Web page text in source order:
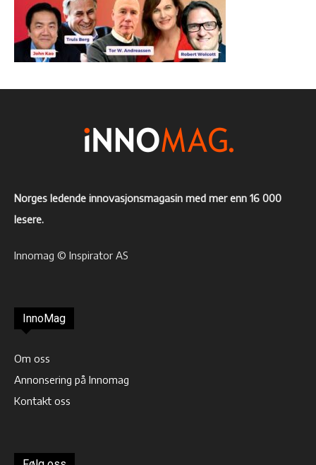
Norges ledende innovasjonsmagasin med mer enn 16 000
lesere.
Innomag © Inspirator AS
InnoMag
Om oss
Annonsering på Innomag
Kontakt oss